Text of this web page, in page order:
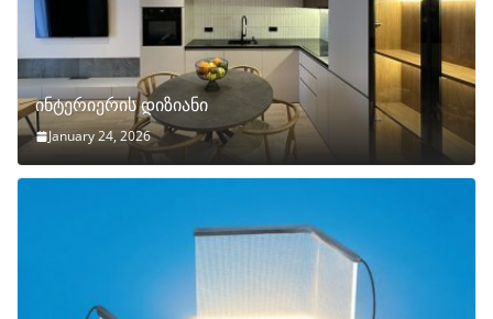
ინტერიერის დიზიანი
January 24, 2026